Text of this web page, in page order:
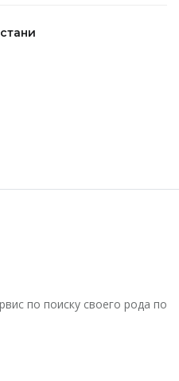
по поиску своего рода по